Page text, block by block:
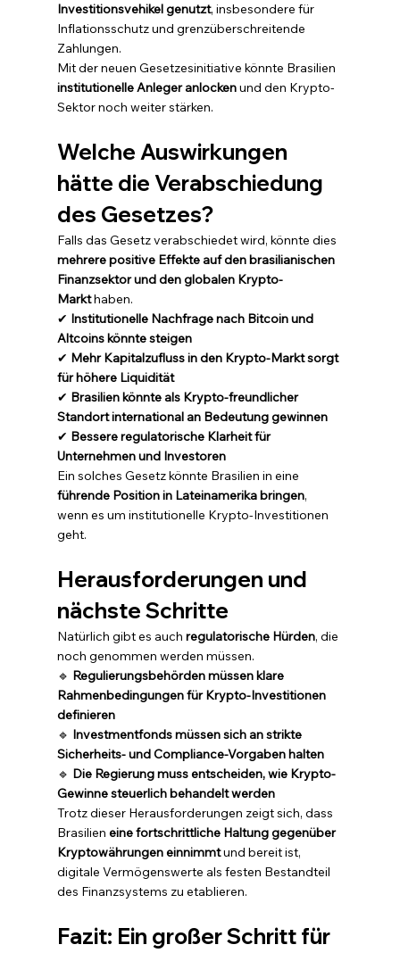
Investitionsvehikel genutzt, insbesondere für
Inflationsschutz und grenzüberschreitende
Zahlungen.
Mit der neuen Gesetzesinitiative könnte Brasilien
institutionelle Anleger anlocken und den Krypto-
Sektor noch weiter stärken.
Welche Auswirkungen
hätte die Verabschiedung
des Gesetzes?
Falls das Gesetz verabschiedet wird, könnte dies
mehrere positive Effekte auf den brasilianischen
Finanzsektor und den globalen Krypto-
Markt haben.
✔ Institutionelle Nachfrage nach Bitcoin und
Altcoins könnte steigen
✔ Mehr Kapitalzufluss in den Krypto-Markt sorgt
für höhere Liquidität
✔ Brasilien könnte als Krypto-freundlicher
Standort international an Bedeutung gewinnen
✔ Bessere regulatorische Klarheit für
Unternehmen und Investoren
Ein solches Gesetz könnte Brasilien in eine
führende Position in Lateinamerika bringen,
wenn es um institutionelle Krypto-Investitionen
geht.
Herausforderungen und
nächste Schritte
Natürlich gibt es auch regulatorische Hürden, die
noch genommen werden müssen.
🔹 Regulierungsbehörden müssen klare
Rahmenbedingungen für Krypto-Investitionen
definieren
🔹 Investmentfonds müssen sich an strikte
Sicherheits- und Compliance-Vorgaben halten
🔹 Die Regierung muss entscheiden, wie Krypto-
Gewinne steuerlich behandelt werden
Trotz dieser Herausforderungen zeigt sich, dass
Brasilien eine fortschrittliche Haltung gegenüber
Kryptowährungen einnimmt und bereit ist,
digitale Vermögenswerte als festen Bestandteil
des Finanzsystems zu etablieren.
Fazit: Ein großer Schritt für